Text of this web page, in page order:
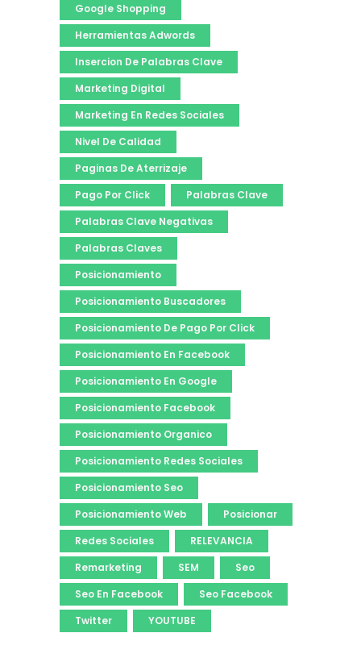
Google Shopping
Herramientas Adwords
Insercion De Palabras Clave
Marketing Digital
Marketing En Redes Sociales
Nivel De Calidad
Paginas De Aterrizaje
Pago Por Click
Palabras Clave
Palabras Clave Negativas
Palabras Claves
Posicionamiento
Posicionamiento Buscadores
Posicionamiento De Pago Por Click
Posicionamiento En Facebook
Posicionamiento En Google
Posicionamiento Facebook
Posicionamiento Organico
Posicionamiento Redes Sociales
Posicionamiento Seo
Posicionamiento Web
Posicionar
Redes Sociales
RELEVANCIA
Remarketing
SEM
Seo
Seo En Facebook
Seo Facebook
Twitter
YOUTUBE